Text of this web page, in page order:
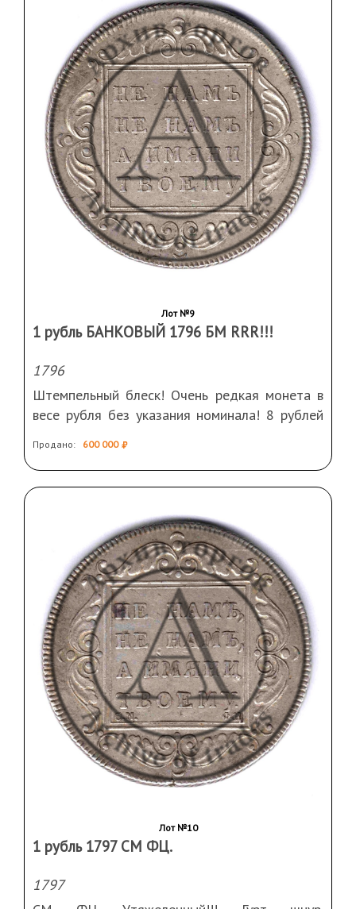
Лот №9
1 рубль БАНКОВЫЙ 1796 БМ RRR!!!
1796
Штемпельный блеск! Очень редкая монета в
весе рубля без указания номинала! 8 рублей
Продано: 600 000
Лот №10
1 рубль 1797 СМ ФЦ.
1797